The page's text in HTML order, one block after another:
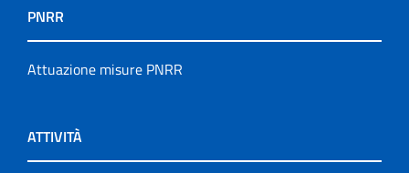
PNRR
Attuazione misure PNRR
ATTIVITÀ